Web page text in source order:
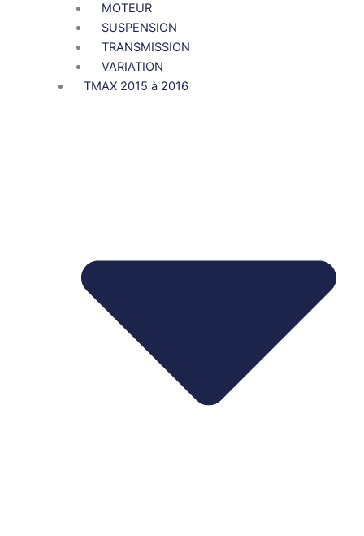
MOTEUR
SUSPENSION
TRANSMISSION
VARIATION
TMAX 2015 à 2016